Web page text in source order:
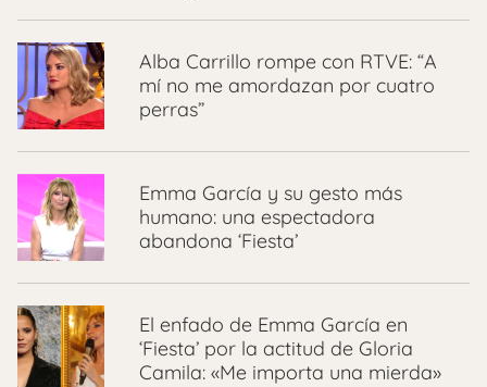
Alba Carrillo rompe con RTVE: “A
mí no me amordazan por cuatro
perras”
Emma García y su gesto más
humano: una espectadora
abandona ‘Fiesta’
El enfado de Emma García en
‘Fiesta’ por la actitud de Gloria
Camila: «Me importa una mierda»